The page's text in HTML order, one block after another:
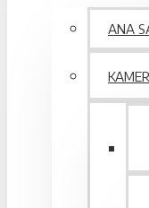
ANA